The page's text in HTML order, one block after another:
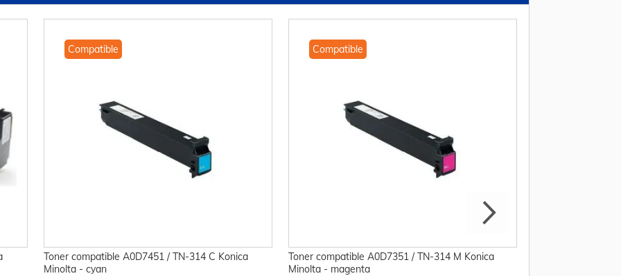
Compatible
Toner compatible A0D7451 / TN-314 C Konica
Minolta - cyan
Compatible
Toner compatible A0D7351 / TN-314 M Konica
Minolta - magenta